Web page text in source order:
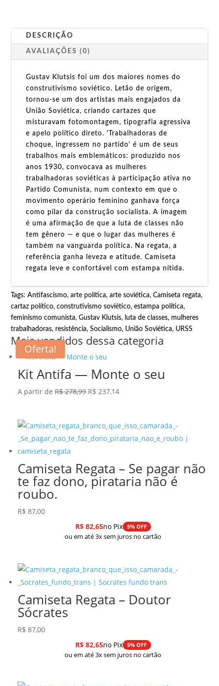
DESCRIÇÃO
AVALIAÇÕES (0)
Gustav Klutsis foi um dos maiores nomes do
construtivismo soviético. Letão de origem,
tornou-se um dos artistas mais engajados da
União Soviética, criando cartazes que
misturavam fotomontagem, tipografia agressiva
e apelo político direto. 'Trabalhadoras de
choque, ingressem no partido' é um de seus
trabalhos mais emblemáticos: produzido nos
anos 1930, convocava as mulheres
trabalhadoras soviéticas à participação ativa no
Partido Comunista, num contexto em que o
movimento operário feminino ganhava força
como pilar da construção socialista. A imagem
é uma afirmação de que a luta de classes não
tem gênero — e que o lugar das mulheres é
também na vanguarda política. Na regata, a
referência ganha leveza e atitude. Camiseta
regata leve e confortável com estampa nítida.
Tags:Antifascismo,arte política,arte soviética,Camiseta regata,
cartaz político,construtivismo soviético,estampa política,
feminismo comunista,Gustav Klutsis, luta de classes, mulheres
trabalhadoras, resistência,Socialismo, União Soviética, URSS
Mais vendidos dessa categoria
Oferta!
Kit Antifa — Monte o seu
A partir deR$278,99 O
era:
R$ 278,99.
R$ 237,14O
é:
R$ 237,14.
Camiseta Regata – Se pagar não
te faz dono, pirataria não é
roubo.
R$ 87,00
R$82,65no Pix 5% OFF
ou em até 3x sem juros no cartão
Camiseta Regata – Doutor
Sócrates
R$ 87,00
R$82,65no Pix 5% OFF
ou em até 3x sem juros no cartão